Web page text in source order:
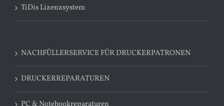
TiDis Lizenzsystem
NACHFÜLLERSERVICE FÜR DRUCKERPATRONEN
DRUCKERREPARATUREN